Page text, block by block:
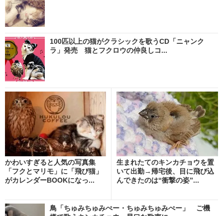
100匹以上の猫がクラシックを歌うCD「ニャンク
ラ」発売 猫とフクロウの仲良しコ...
かわいすぎると人気の写真集
「フクとマリモ」に「飛び猫」
がカレンダーBOOKになっ...
生まれたてのキンカチョウを置
いて出勤→帰宅後、目に飛び込
んできたのは“衝撃の姿”...
鳥「ちゅみちゅみぺー・ちゅみちゅみぺー」 ご機